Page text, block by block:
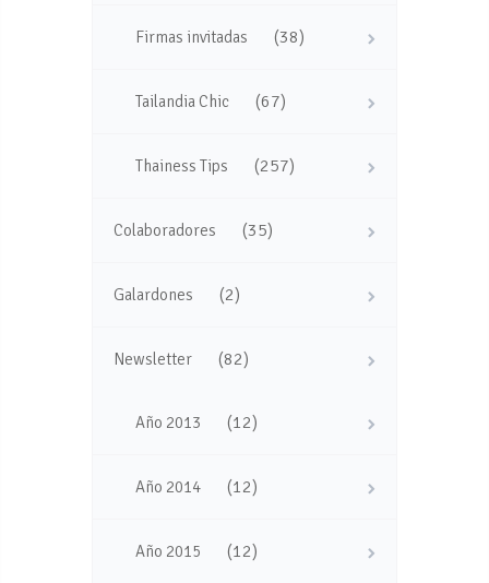
Firmas invitadas (38)
Tailandia Chic (67)
Thainess Tips (257)
Colaboradores (35)
Galardones (2)
Newsletter (82)
Año 2013 (12)
Año 2014 (12)
Año 2015 (12)